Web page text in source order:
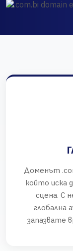
Доменът
който иска
сцена. С
глобална
запазвате